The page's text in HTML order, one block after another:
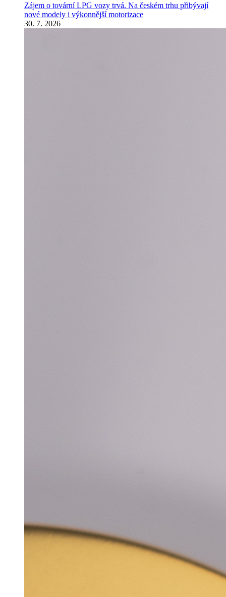
Zájem o tovární LPG vozy trvá. Na českém trhu přibývají
nové modely i výkonnější motorizace
30. 7. 2026